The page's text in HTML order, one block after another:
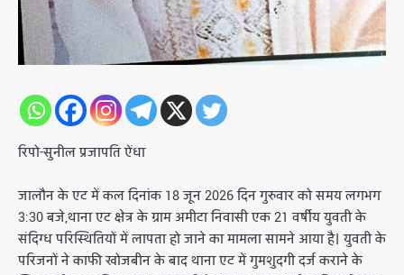
रिपो-सुनील प्रजापति ऐंधा
जालौन के एट में कल दिनांक 18 जून 2026 दिन गुरुवार को समय लगभग
3:30 बजे,थाना एट क्षेत्र के ग्राम अमीटा निवासी एक 21 वर्षीय युवती के
संदिग्ध परिस्थितियों में लापता हो जाने का मामला सामने आया है। युवती के
परिजनों ने काफी खोजबीन के बाद थाना एट में गुमशुदगी दर्ज कराने के